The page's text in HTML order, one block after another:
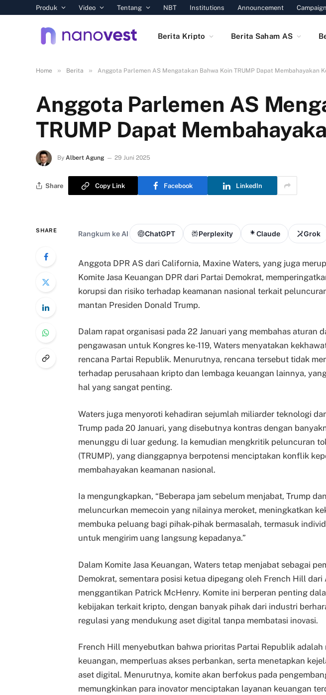
Produk Video Tentang NBT Institutions Announcement Campaign
Berita Kripto Berita Saham AS
Home » Berita » Anggota Parlemen AS Mengatakan Bahwa Koin TRUMP Dapat Membahayakan
Anggota Parlemen AS
TRUMP Dapat
By Albert Agung 29 Juni 2025
Share Copy Link Facebook LinkedIn
SHARE Rangkum ke AI ChatGPT Perplexity Claude Grok
Anggota DPR AS dari California, Maxine Waters, yang juga
Komite Jasa Keuangan DPR dari Partai Demokrat,
korupsi dan risiko terhadap keamanan nasional terkait
mantan Presiden Donald Trump.
Dalam rapat organisasi pada 22 Januari yang membahas aturan
pengawasan untuk Kongres ke-119, Waters menyatakan
rencana Partai Republik. Menurutnya, rencana tersebut tidak
terhadap perusahaan kripto dan lembaga keuangan lainnya,
hal yang sangat penting.
Waters juga menyoroti kehadiran sejumlah miliarder teknologi
Trump pada 20 Januari, yang disebutnya kontras dengan
menunggu di luar gedung. Ia kemudian mengkritik peluncuran
(TRUMP), yang dianggapnya berpotensi menciptakan konflik
membahayakan keamanan nasional.
Ia mengungkapkan, “Beberapa jam sebelum menjabat, Trump
meluncurkan memecoin yang nilainya meroket, meningkatkan
membuka peluang bagi pihak-pihak bermasalah, termasuk
untuk mengirim uang langsung kepadanya.”
Dalam Komite Jasa Keuangan, Waters tetap menjabat sebagai
Demokrat, sementara posisi ketua dipegang oleh French Hill dari
menggantikan Patrick McHenry. Komite ini berperan penting
kebijakan terkait kripto, dengan banyak pihak dari industri
regulasi yang mendukung aset digital tanpa membatasi inovasi.
French Hill menyebutkan bahwa prioritas Partai Republik
keuangan, memperluas akses perbankan, serta menetapkan
aset digital. Menurutnya, komite akan berfokus pada
memungkinkan para inovator menciptakan layanan keuangan